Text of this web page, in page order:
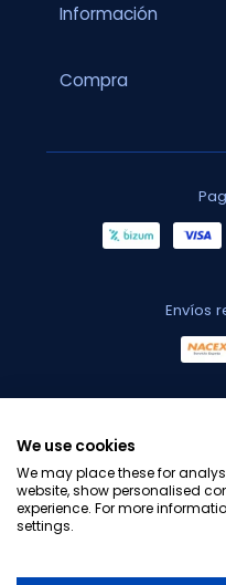
Información
Compra
Envíos
We use cookies
We may place these for
website, show personalised
experience. For more
settings.